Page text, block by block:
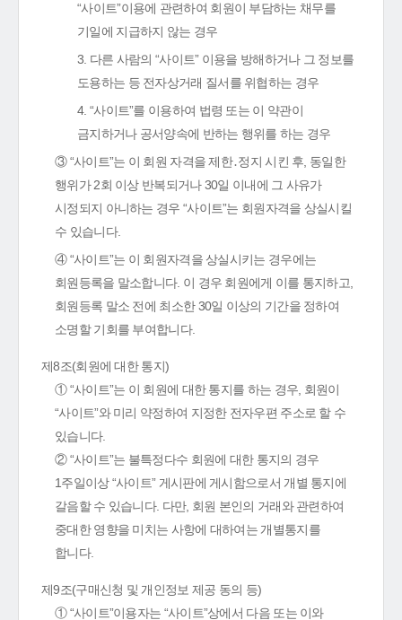
“사이트”이용에 관련하여 회원이 부담하는 채무를
기일에 지급하지 않는 경우
3. 다른 사람의 “사이트” 이용을 방해하거나 그 정보를
도용하는 등 전자상거래 질서를 위협하는 경우
4. “사이트”를 이용하여 법령 또는 이 약관이
금지하거나 공서양속에 반하는 행위를 하는 경우
③ “사이트”는 이 회원 자격을 제한․정지 시킨 후, 동일한
행위가 2회 이상 반복되거나 30일 이내에 그 사유가
시정되지 아니하는 경우 “사이트”는 회원자격을 상실시킬
수 있습니다.
④ “사이트”는 이 회원자격을 상실시키는 경우에는
회원등록을 말소합니다. 이 경우 회원에게 이를 통지하고,
회원등록 말소 전에 최소한 30일 이상의 기간을 정하여
소명할 기회를 부여합니다.
제8조(회원에 대한 통지)
① “사이트”는 이 회원에 대한 통지를 하는 경우, 회원이
“사이트”와 미리 약정하여 지정한 전자우편 주소로 할 수
있습니다.
② “사이트”는 불특정다수 회원에 대한 통지의 경우
1주일이상 “사이트” 게시판에 게시함으로서 개별 통지에
갈음할 수 있습니다. 다만, 회원 본인의 거래와 관련하여
중대한 영향을 미치는 사항에 대하여는 개별통지를
합니다.
제9조(구매신청 및 개인정보 제공 동의 등)
① “사이트”이용자는 “사이트”상에서 다음 또는 이와